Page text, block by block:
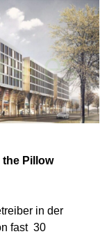
the Pillow
in der
fast 30